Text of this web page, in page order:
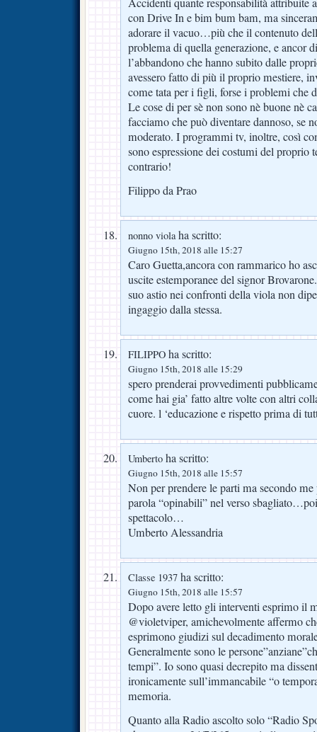
Accidenti quante responsabilità attribuite
con Drive In e bim bum bam, ma
adorare il vacuo…più che il contenuto
problema di quella generazione, e ancor
l’abbandono che hanno subito dalle
avessero fatto di più il proprio mestiere,
come tata per i figli, forse i problemi che
Le cose di per sè non sono nè buone nè
facciamo che può diventare dannoso, se
moderato. I programmi tv, inoltre, così
sono espressione dei costumi del proprio
contrario!
Filippo da Prao
nonno violaha scritto:
Giugno 15th, 2018 alle 15:27
Caro Guetta,ancora con rammarico ho
uscite estemporanee del signor
suo astio nei confronti della viola non
ingaggio dalla stessa.
FILIPPO ha scritto:
Giugno 15th, 2018 alle 15:29
spero prenderai provvedimenti
come hai gia’ fatto altre volte con altri
cuore. l ‘educazione e rispetto prima di
Umberto ha scritto:
Giugno 15th, 2018 alle 15:57
Non per prendere le parti ma secondo
parola “opinabili” nel verso
spettacolo…
Umberto Alessandria
Classe 1937 ha scritto:
Giugno 15th, 2018 alle 15:57
Dopo avere letto gli interventi esprimo il
@violetviper, amichevolmente affermo
esprimono giudizi sul decadimento
Generalmente sono le
tempi”. Io sono quasi decrepito ma
ironicamente sull’immancabile “o
memoria.
Quanto alla Radio ascolto solo “Radio